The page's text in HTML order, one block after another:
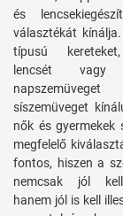
és
választékát
típusú
lencsét vagy
síszemüveget
nők és gyermekek
megfelelő
fontos, hiszen a
nemcsak jól
hanem jól is kell